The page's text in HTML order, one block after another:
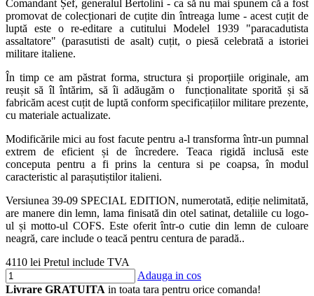
Comandant Șef, generalul Bertolini - ca să nu mai spunem că a fost
promovat de colecționari de cuțite din întreaga lume - acest cuțit de
luptă este o re-editare a cutitului Modelel 1939 "paracadutista
assaltatore" (parasutisti de asalt) cuțit, o piesă celebrată a istoriei
militare italiene.
În timp ce am păstrat forma, structura și proporțiile originale, am
reușit să îl întărim, să îi adăugăm o funcționalitate sporită și să
fabricăm acest cuțit de luptă conform specificațiilor militare prezente,
cu materiale actualizate.
Modificările mici au fost facute pentru a-l transforma într-un pumnal
extrem de eficient și de încredere. Teaca rigidă inclusă este
conceputa pentru a fi prins la centura si pe coapsa, în modul
caracteristic al parașutiștilor italieni.
Versiunea 39-09 SPECIAL EDITION, numerotată, ediție nelimitată,
are manere din lemn, lama finisată din otel satinat, detaliile cu logo-
ul și motto-ul COFS. Este oferit într-o cutie din lemn de culoare
neagră, care include o teacă pentru centura de paradă..
4110 lei Pretul include TVA
Adauga in cos
Livrare GRATUITA in toata tara pentru orice comanda!